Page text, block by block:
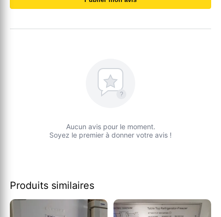
?
Aucun avis pour le moment.
Soyez le premier à donner votre avis !
Produits similaires